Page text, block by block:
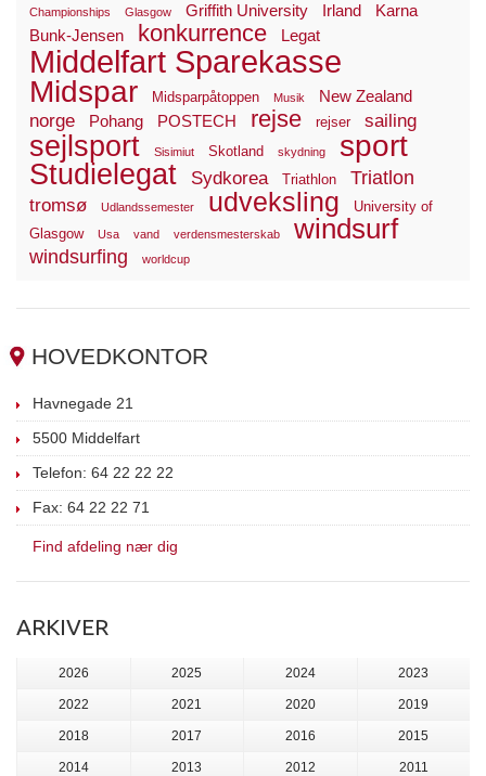
Championships
Glasgow Griffith University Irland
Karna
Bunk-Jensen
konkurrence Legat
Middelfart Sparekasse
Midspar Midsparpåtoppen Musik New Zealand
norge Pohang POSTECH rejse rejser sailing
sejlsport Sisimiut Skotland skydning sport
Studielegat Sydkorea Triathlon Triatlon
tromsø Udlandssemester udveksling
University of
Glasgow
Usa vand verdensmesterskab windsurf
windsurfing worldcup
HOVEDKONTOR
Havnegade 21
5500 Middelfart
Telefon: 64 22 22 22
Fax: 64 22 22 71
Find afdeling nær dig
ARKIVER
2026 2025 2024 2023
2022 2021 2020 2019
2018 2017 2016 2015
2014 2013 2012 2011